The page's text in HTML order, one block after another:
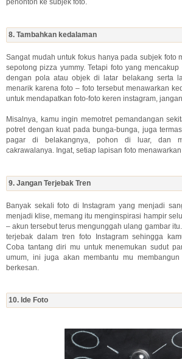
8. Tambahkan kedalaman
Sangat mudah untuk fokus hanya pada subjek foto
sepotong pizza yummy. Tetapi foto yang
dengan pola atau objek di latar belakang serta
menarik karena foto – foto tersebut menawarkan
untuk mendapatkan foto-foto keren instagram,
Misalnya, kamu ingin memotret pemandangan
potret dengan kuat pada bunga-bunga, juga
pagar di belakangnya, pohon di luar, dan
cakrawalanya. Ingat, setiap lapisan foto
9. Jangan Terjebak Tren
Banyak sekali foto di Instagram yang menjadi
menjadi klise, memang itu menginspirasi hampir
– akun tersebut terus mengunggah ulang gambar
terjebak dalam tren foto Instagram sehingga
Coba tantang diri mu untuk menemukan sudut
umum, ini juga akan membantu mu
berkesan.
10. Ide Foto